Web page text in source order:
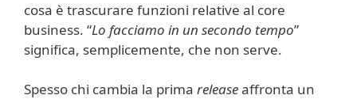
cosa è trascurare funzioni relative al core
business. “Lo facciamo in un secondo tempo”
significa, semplicemente, che non serve.
Spesso chi cambia la prima releaseaffronta un